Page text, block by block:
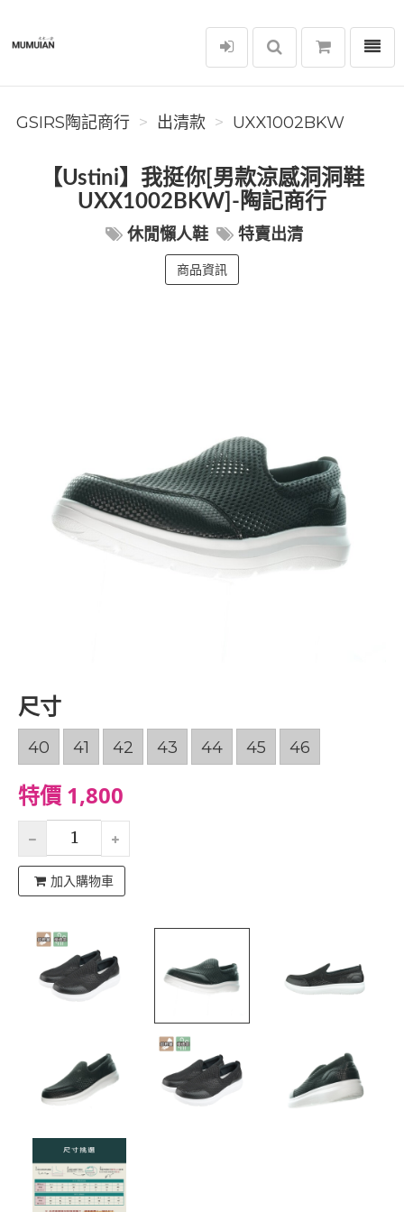
GSIRS陶記商行
選單
GSIRS陶記商行 出清款 UXX1002BKW
【Ustini】我挺你[男款涼感洞洞鞋
UXX1002BKW]-陶記商行
休閒懶人鞋 特賣出清
商品資訊
尺寸
40 41 42 43 44 45 46
特價 1,800
加入購物車